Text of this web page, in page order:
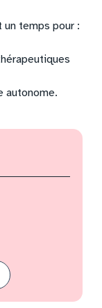
un temps pour :
autonome.